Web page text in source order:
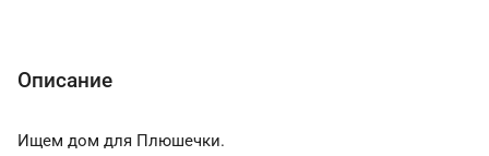
Описание
Ищем дом для Плюшечки.